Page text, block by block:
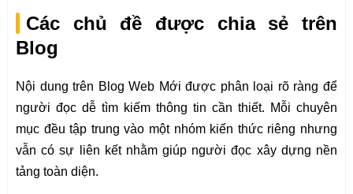
Các chủ đề được chia sẻ trên
Blog
Nội dung trên Blog Web Mới được phân loại rõ ràng để
người đọc dễ tìm kiếm thông tin cần thiết. Mỗi chuyên
mục đều tập trung vào một nhóm kiến thức riêng nhưng
vẫn có sự liên kết nhằm giúp người đọc xây dựng nền
tảng toàn diện.